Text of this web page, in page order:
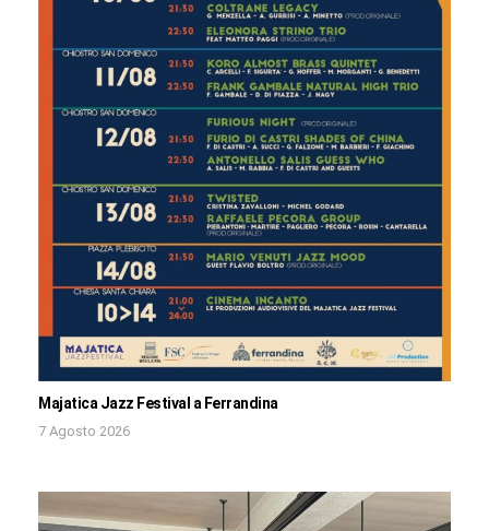
Majatica Jazz Festival a Ferrandina
7 Agosto 2026